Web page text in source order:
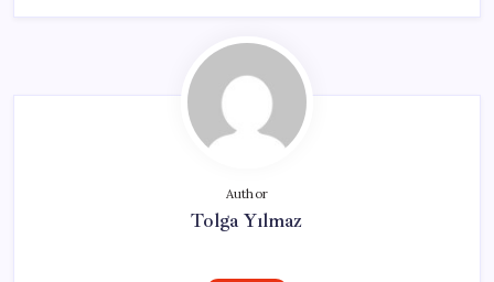
Author
Tolga Yılmaz